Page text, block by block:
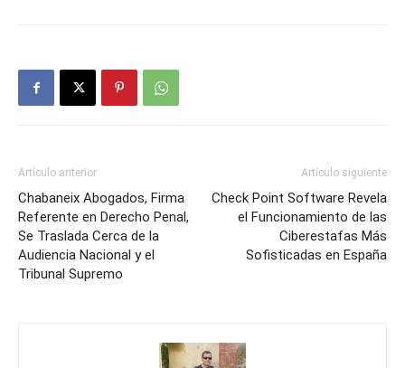
Artículo anterior
Chabaneix Abogados, Firma
Referente en Derecho Penal,
Se Traslada Cerca de la
Audiencia Nacional y el
Tribunal Supremo
Artículo siguiente
Check Point Software Revela
el Funcionamiento de las
Ciberestafas Más
Sofisticadas en España